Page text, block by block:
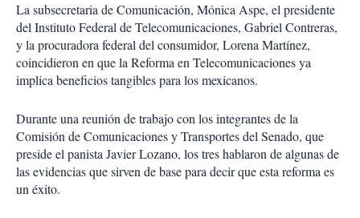
La subsecretaria de Comunicación, Mónica Aspe, el presidente
del Instituto Federal de Telecomunicaciones, Gabriel Contreras,
y la procuradora federal del consumidor, Lorena Martínez,
coincidieron en que la Reforma en Telecomunicaciones ya
implica beneficios tangibles para los mexicanos.
Durante una reunión de trabajo con los integrantes de la
Comisión de Comunicaciones y Transportes del Senado, que
preside el panista Javier Lozano, los tres hablaron de algunas de
las evidencias que sirven de base para decir que esta reforma es
un éxito.